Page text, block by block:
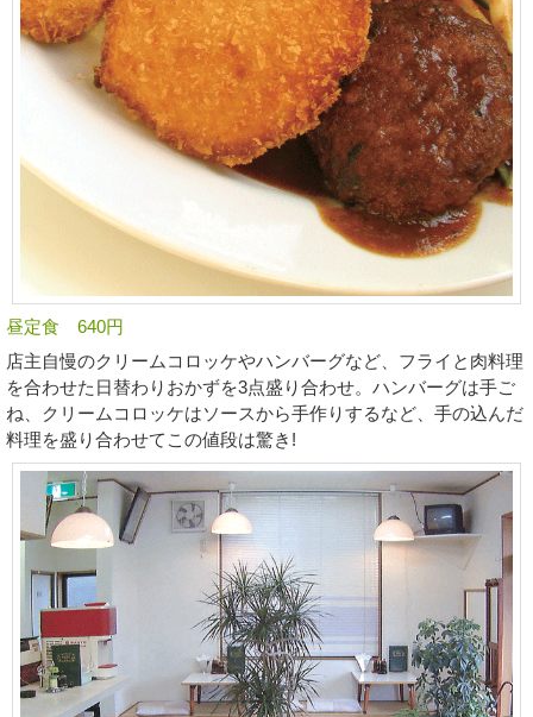
昼定食 640円
店主自慢のクリームコロッケやハンバーグなど、フライと肉料理
を合わせた日替わりおかずを3点盛り合わせ。ハンバーグは手ご
ね、クリームコロッケはソースから手作りするなど、手の込んだ
料理を盛り合わせてこの値段は驚き!